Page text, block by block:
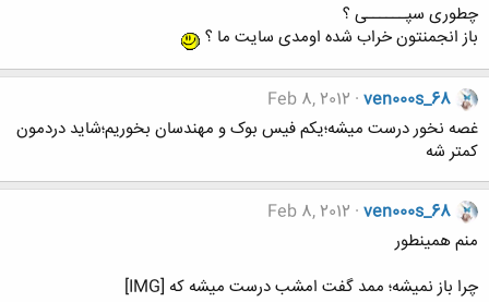
چطوری سپــــــی ؟
باز انجمنتون خراب شده اومدی سایت ما ؟
ven000s_68
Feb 8, 2012
غصه نخور درست میشه؛یکم فیس بوک و مهندسان بخوریم؛شاید دردمون
کمتر شه
ven000s_68
Feb 8, 2012
منم همینطور
چرا باز نمیشه؛ ممد گفت امشب درست میشه که [IMG]